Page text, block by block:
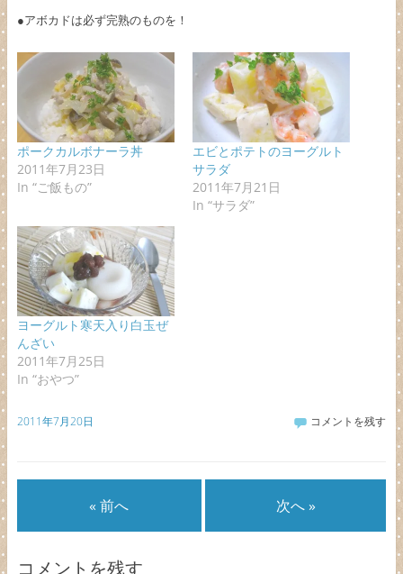
●アボカドは必ず完熟のものを！
ポークカルボナーラ丼
2011年7月23日
In “ご飯もの”
エビとポテトのヨーグルト
サラダ
2011年7月21日
In “サラダ”
ヨーグルト寒天入り白玉ぜ
んざい
2011年7月25日
In “おやつ”
2011年7月20日 コメントを残す
« 前へ 次へ »
コメントを残す